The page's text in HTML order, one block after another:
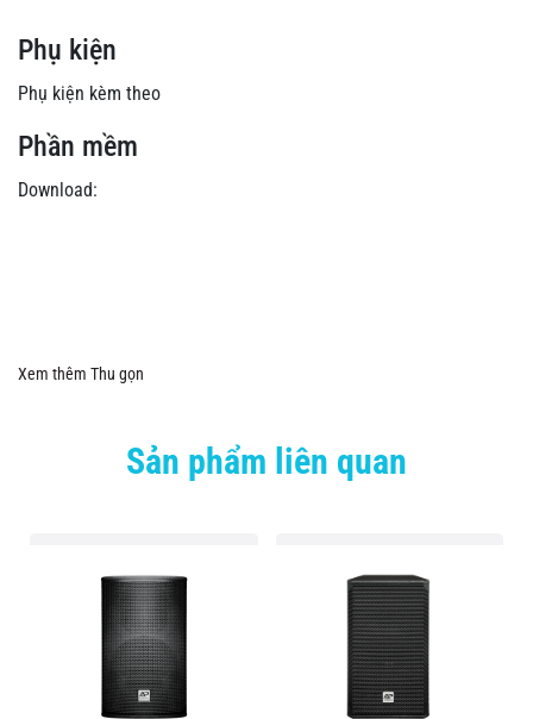
Phụ kiện
Phụ kiện kèm theo
Phần mềm
Download:
Xem thêm Thu gọn
Sản phẩm liên quan